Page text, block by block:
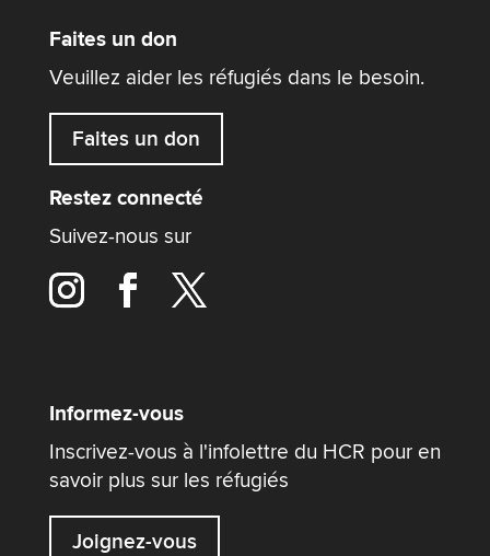
Faites un don
Veuillez aider les réfugiés dans le besoin.
Faites un don
Restez connecté
Suivez-nous sur
Informez-vous
Inscrivez-vous à l'infolettre du HCR pour en
savoir plus sur les réfugiés
Joignez-vous